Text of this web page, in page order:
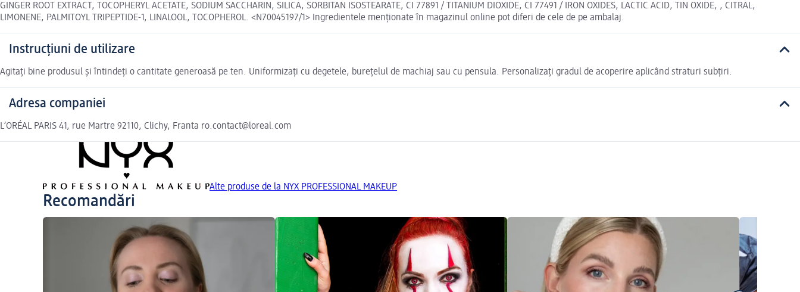
GINGER ROOT EXTRACT, TOCOPHERYL ACETATE, SODIUM SACCHARIN, SILICA, SORBITAN ISOSTEARATE, CI 77891 / TITANIUM DIOXIDE, CI 77491 / IRON OXIDES, LACTIC ACID, TIN OXIDE, , CITRAL,
LIMONENE, PALMITOYL TRIPEPTIDE-1, LINALOOL, TOCOPHEROL. <N70045197/1> Ingredientele menționate în magazinul online pot diferi de cele de pe ambalaj.
Instrucțiuni de utilizare
Agitați bine produsul și întindeți o cantitate generoasă pe ten. Uniformizați cu degetele, burețelul de machiaj sau cu pensula. Personalizați gradul de acoperire aplicând straturi subțiri.
Adresa companiei
L’ORÉAL PARIS 41, rue Martre 92110, Clichy, Franta ro.contact@loreal.com
Alte produse de la NYX PROFESSIONAL MAKEUP
Recomandări